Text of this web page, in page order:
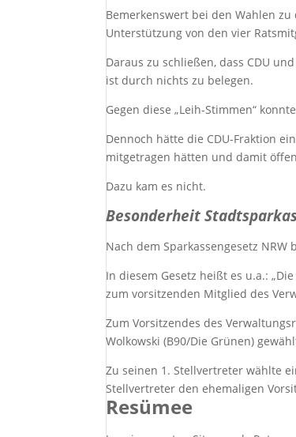
Bemerkenswert bei den Wahlen
Unterstützung von den vier
Daraus zu schließen, dass CDU
ist durch nichts zu belegen.
Gegen diese „Leih-Stimmen“
Dennoch hätte die CDU-Fraktion
mitgetragen hätten und damit
Dazu kam es nicht.
Besonderheit
Nach dem Sparkassengesetz
In diesem Gesetz heißt es u.a.:
zum vorsitzenden Mitglied des
Zum Vorsitzendes des
Wolkowski (B90/Die Grünen)
Zu seinen 1. Stellvertreter wählte
Stellvertreter den ehemaligen
Resümee